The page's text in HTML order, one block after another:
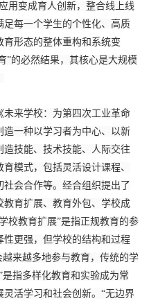
用变成育人创新，整合线上线
足每一个学生的个性化、高质
形态的整体重构和系统变
”的必然结果，其核心是大规模
来学校：为第四次工业革命
一种以学习者为中心、以新
技能、技术技能、人际交往
模式，包括灵活设计课程、
会合作等。经合组织提出了
育扩展、教育外包、学校成
校教育扩展”是指正规教育的参
更强，但学校的结构和过程
来越多地参与教育，传统的学
指多样化教育和实验成为常
活学习和社会创新。“无边界